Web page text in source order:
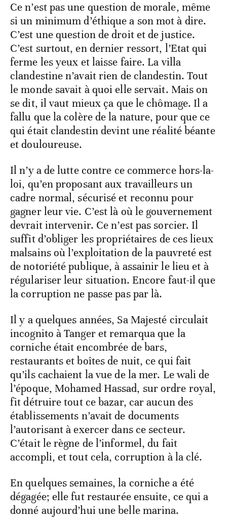
Ce n’est pas une question de morale, même
si un minimum d’éthique a son mot à dire.
C’est une question de droit et de justice.
C’est surtout, en dernier ressort, l’Etat qui
ferme les yeux et laisse faire. La villa
clandestine n’avait rien de clandestin. Tout
le monde savait à quoi elle servait. Mais on
se dit, il vaut mieux ça que le chômage. Il a
fallu que la colère de la nature, pour que ce
qui était clandestin devint une réalité béante
et douloureuse.
Il n’y a de lutte contre ce commerce hors-la-
loi, qu’en proposant aux travailleurs un
cadre normal, sécurisé et reconnu pour
gagner leur vie. C’est là où le gouvernement
devrait intervenir. Ce n’est pas sorcier. Il
suffit d’obliger les propriétaires de ces lieux
malsains où l’exploitation de la pauvreté est
de notoriété publique, à assainir le lieu et à
régulariser leur situation. Encore faut-il que
la corruption ne passe pas par là.
Il y a quelques années, Sa Majesté circulait
incognito à Tanger et remarqua que la
corniche était encombrée de bars,
restaurants et boîtes de nuit, ce qui fait
qu’ils cachaient la vue de la mer. Le wali de
l’époque, Mohamed Hassad, sur ordre royal,
fit détruire tout ce bazar, car aucun des
établissements n’avait de documents
l’autorisant à exercer dans ce secteur.
C’était le règne de l’informel, du fait
accompli, et tout cela, corruption à la clé.
En quelques semaines, la corniche a été
dégagée; elle fut restaurée ensuite, ce qui a
donné aujourd’hui une belle marina.